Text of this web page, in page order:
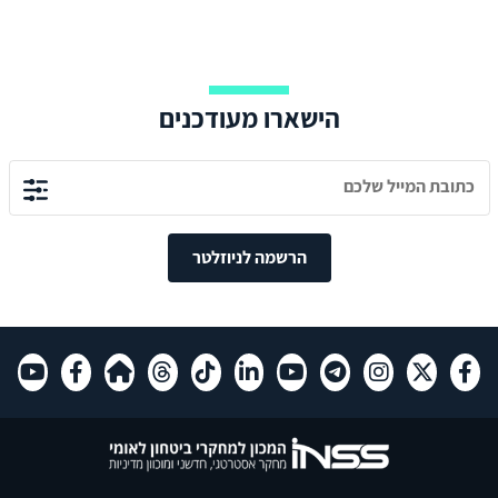
הישארו מעודכנים
הרשמה לניוזלטר